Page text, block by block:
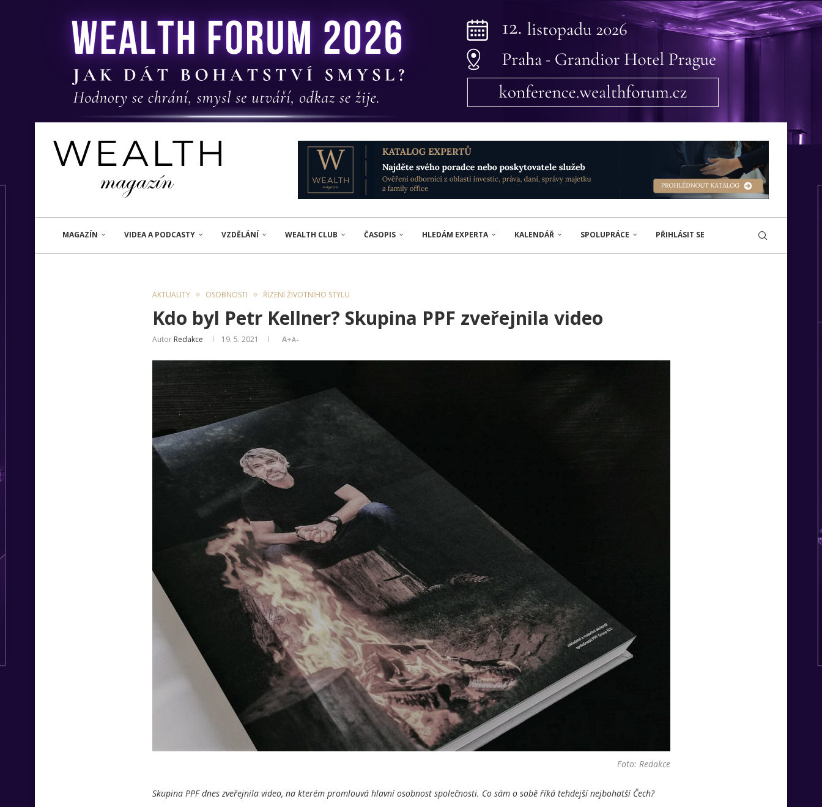
MAGAZÍN VIDEA A PODCASTY VZDĚLÁNÍ WEALTH CLUB ČASOPIS HLEDÁM EXPERTA KALENDÁŘ SPOLUPRÁCE PŘIHLÁSIT SE
AKTUALITY OSOBNOSTI ŘÍZENÍ ŽIVOTNÍHO STYLU
Kdo byl Petr Kellner? Skupina PPF zveřejnila video
Autor Redakce 19. 5. 2021 A+A-
Foto: Redakce
Skupina PPF dnes zveřejnila video, na kterém promlouvá hlavní osobnost společnosti. Co sám o sobě říká tehdejší nejbohatší Čech?